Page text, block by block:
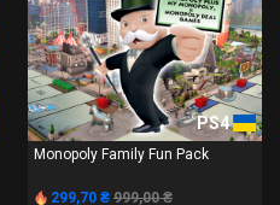
PS4
Monopoly Family Fun Pack
299,70 ₴ 999,00 ₴